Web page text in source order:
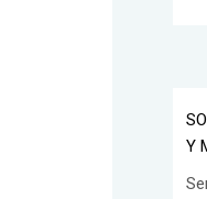
Y